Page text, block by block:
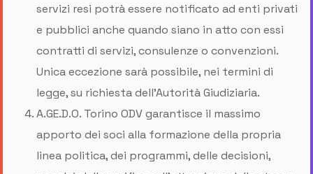
servizi resi potrà essere notificato ad enti privati
e pubblici anche quando siano in atto con essi
contratti di servizi, consulenze o convenzioni.
Unica eccezione sarà possibile, nei termini di
legge, su richiesta dell’Autorità Giudiziaria.
A.GE.D.O. Torino ODV garantisce il massimo
apporto dei soci alla formazione della propria
linea politica, dei programmi, delle decisioni,